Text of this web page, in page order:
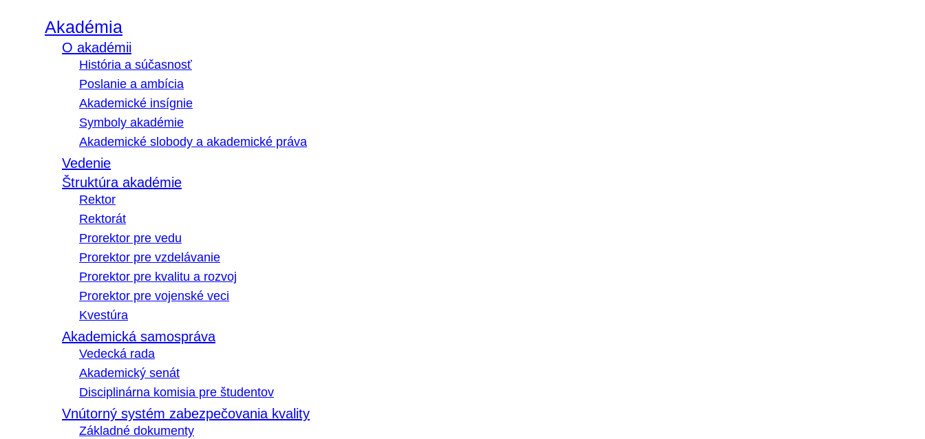
Akadémia
O akadémii
História a súčasnosť
Poslanie a ambícia
Akademické insígnie
Symboly akadémie
Akademické slobody a akademické práva
Vedenie
Štruktúra akadémie
Rektor
Rektorát
Prorektor pre vedu
Prorektor pre vzdelávanie
Prorektor pre kvalitu a rozvoj
Prorektor pre vojenské veci
Kvestúra
Akademická samospráva
Vedecká rada
Akademický senát
Disciplinárna komisia pre študentov
Vnútorný systém zabezpečovania kvality
Základné dokumenty